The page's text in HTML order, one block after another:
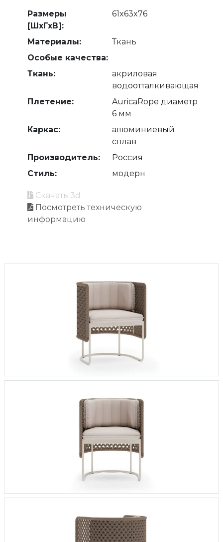
Размеры
[ШхГхВ]:
61x63x76
Материалы:
Ткань
Особые качества:
Ткань:
акриловая
водоотталкивающая
Плетение:
AuricaRope диаметр
6 мм
Каркас:
алюминиевый
сплав
Производитель:
Россия
Стиль:
модерн
Скачать 3d
Посмотреть техническую
информацию